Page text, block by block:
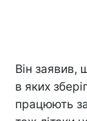
Він заявив,
в яких
працюють